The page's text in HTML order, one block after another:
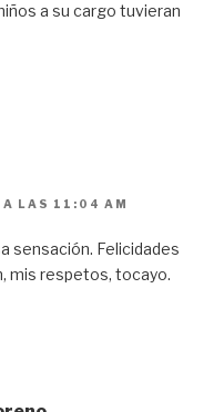
a su cargo tuvieran
LAS 11:04 AM
sensación. Felicidades
mis respetos, tocayo.